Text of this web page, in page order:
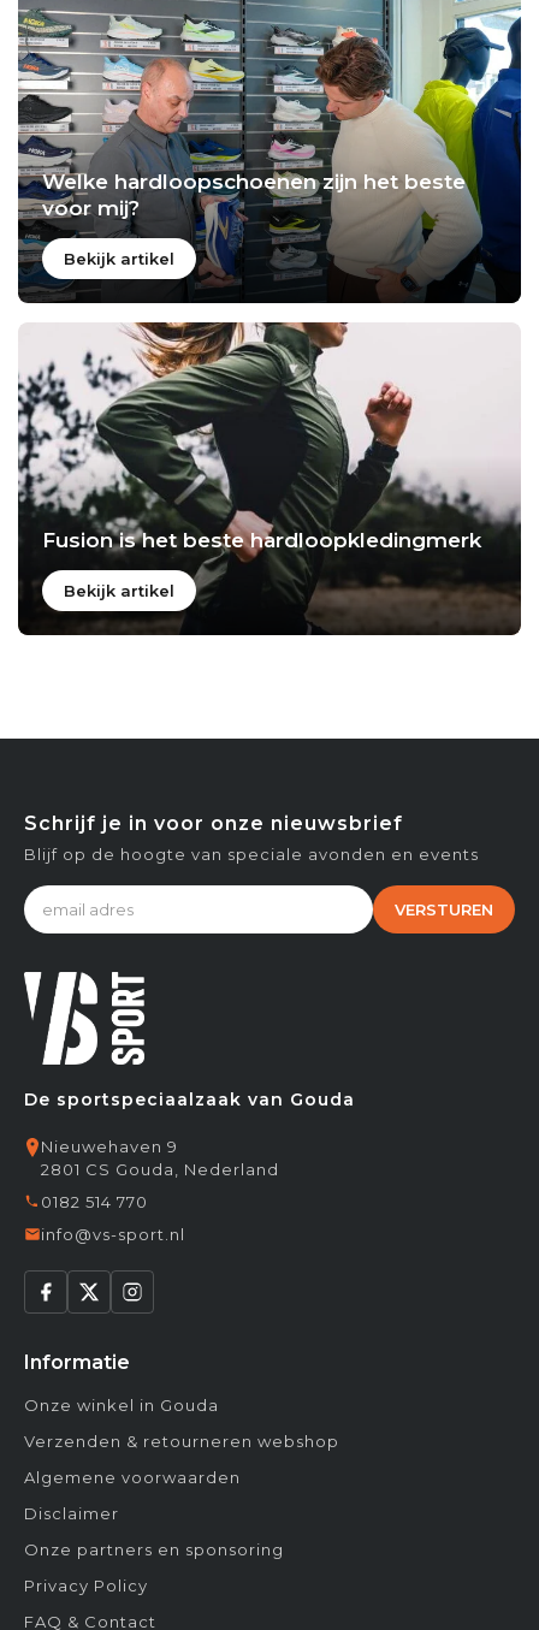
Welke hardloopschoenen zijn het beste
voor mij?
Bekijk artikel
Fusion is het beste hardloopkledingmerk
Bekijk artikel
De sportspeciaalzaak van Gouda
Nieuwehaven 9
2801 CS Gouda, Nederland
0182 514 770
info@vs-sport.nl
Informatie
Onze winkel in Gouda
Verzenden & retourneren webshop
Algemene voorwaarden
Disclaimer
Onze partners en sponsoring
Privacy Policy
FAQ & Contact
Schrijf je in voor onze nieuwsbrief
Blijf op de hoogte van speciale avonden en events
VERSTUREN